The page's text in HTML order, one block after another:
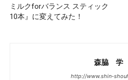
ミルクforバランス スティック
10本』に変えてみた！
森脇 学
http://www.shin-